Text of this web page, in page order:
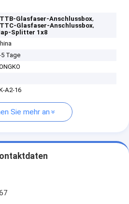
Glasfaser-Anschlussbox,
Glasfaser-Anschlussbox,
Splitter 1x8
5 Tage
A2-16
Sie mehr an